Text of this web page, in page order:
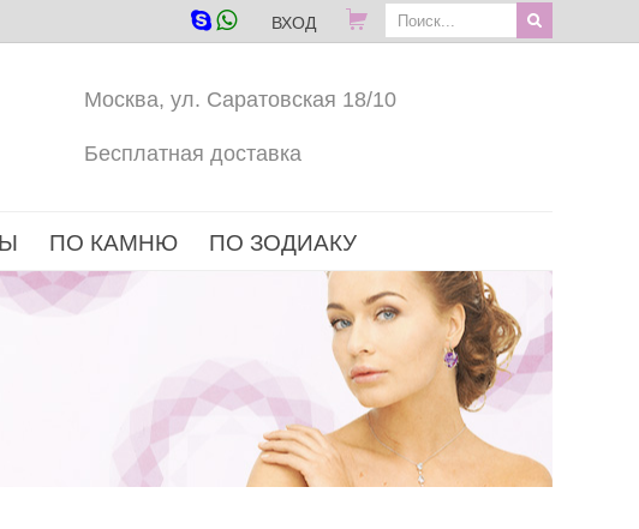
ВХОД
Москва, ул. Саратовская 18/10
Бесплатная доставка
ПО КАМНЮ ПО ЗОДИАКУ